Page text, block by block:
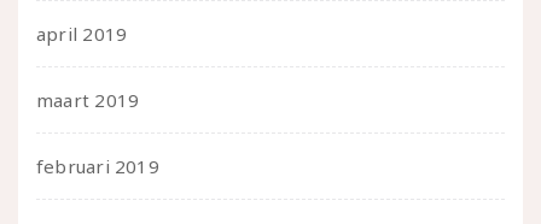
april 2019
maart 2019
februari 2019